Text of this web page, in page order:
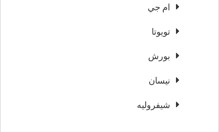
ام جي
تويوتا
بورش
نيسان
شيفروليه